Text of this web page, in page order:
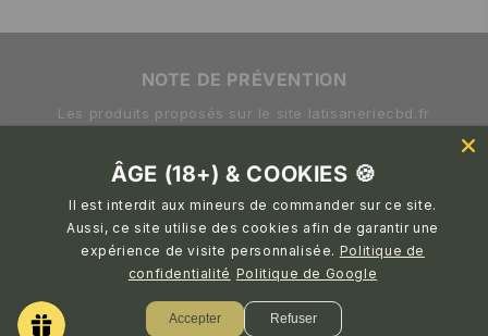
NOTE DE PRÉVENTION
Les produits proposés sur le site latisaneriecbd.fr
consommation peut altérer la vigilance et la capacité
à conduire. Il est recommandé de ne pas conduire
après avoir consommé du CBD ou du THC.
Politique de confidentialité
Conditions générales de vente Mentions légales
ÂGE (18+) & COOKIES 🍪
Il est interdit aux mineurs de commander sur ce site.
Aussi, ce site utilise des cookies afin de garantir une
expérience de visite personnalisée. Politique de
confidentialité Politique de Google
Accepter Refuser